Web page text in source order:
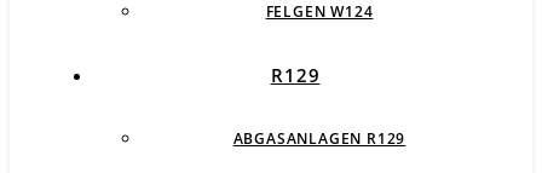
FELGEN W124
R129
ABGASANLAGEN R129